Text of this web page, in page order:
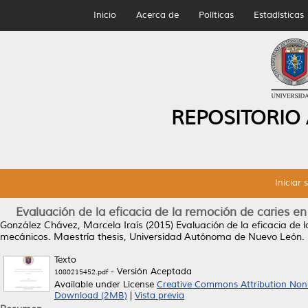
Inicio Acerca de Políticas Estadísticas
Iniciar
Evaluación de la eficacia de la remoción de caries
González Chávez, Marcela Iraís (2015) Evaluación de la eficacia de
mecánicos. Maestría thesis, Universidad Autónoma de Nuevo León.
Texto
1080215452.pdf- Versión Aceptada
Available under License Creative Commons Attribution
Download (2MB)
Vista previa